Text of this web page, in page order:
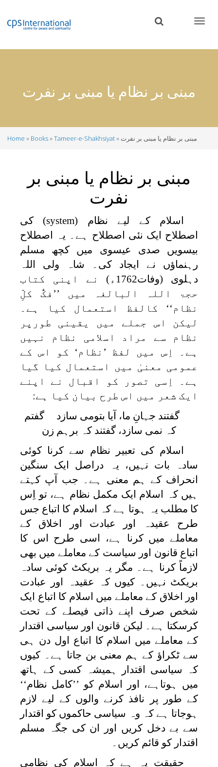
content
مبنی بر نظام یا مبنی بر نفرت
Home Books Tameer-e-Shakhsiyat مبنی بر نظام یا مبنی بر نفرت
مبنی بر نظام یا مبنی بر
نفرت
اسلام کے لیے نظام (system) کی
اصطلاح ایک نئی اصطلاح ہے۔ یہ اصطلاح
بیسویں صدی عیسوی میں کچھ مسلم
رہنماؤں نے ایجاد کی۔ شاہ ولی اللہ
دہلوی (وفات1762ء) نے اپنی کتاب
حجۃ اللہ البالغہ میں ’’فکُّ کلِّ
نظام‘‘ کالفظ استعمال کیا ہے۔
لیکن اس جملے میں یقینی طورپر
نظام سے مراد اسلامی نظام نہیں
ہے۔ اِس میں لفظ ’نظام‘ کو اس کے
عمومی معنیٰ میں استعمال کیا گیا
ہے۔ اِسی تصور کو اقبال نے اپنے
ایک شعر میں اس طرح بیان کیا ہے:
گفتند جہانِ ما، آیا بتومی سازد گفتم
کہ نمی سازد، گفتند کہ برہم زن
اسلام کی تعبیر نظام سے کرنا کوئی
سادہ بات نہیں، یہ دراصل ایک سنگین
انحراف کے ہم معنی ہے۔ جب آپ کہتے
ہیں کہ اسلام ایک مکمل نظام ہے، تو اِس
کا مطلب یہ ہوتا ہے کہ اسلام کا اتباع جس
طرح عقیدہ اور عبادت اور اخلاق کے
معاملے میں کرنا ہے، اسی طرح اس کا
اتباع قانون اور سیاست کے معاملے میں بھی
لازماً کرنا ہے۔ مگر یہ بریکٹ کوئی سادہ
بریکٹ نہیں۔ کیوں کہ عقیدہ اور عبادت
اور اخلاق کے معاملے میں اسلام کا اتباع ایک
شخص صرف اپنے ذاتی فیصلے کے تحت
کرسکتا ہے۔ لیکن قانون اور سیاسی اقتدار
کے معاملے میں اسلام کا اتباع اول دن ہی
سے ٹکراؤ کے ہم معنی بن جاتا ہے۔ کیوں
کہ سیاسی اقتدار ہمیشہ کسی کے ہاتھ
میں ہوتاہے، اور اسلام کو ’’کامل نظام‘‘
کے طور پر نافذ کرنے والوں کے لیے لازم
ہوجاتا ہے کہ وہ سیاسی حاکموں کو اقتدار
سے بے دخل کریں اور ان کی جگہ مسلم
اقتدار کو قائم کریں۔
حقیقت یہ ہے کہ اسلام کی نظامی